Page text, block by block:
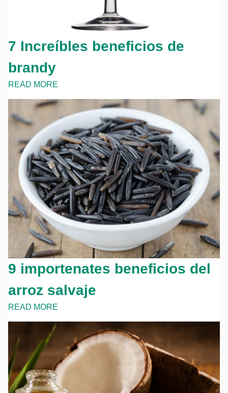
7 Increíbles beneficios de
brandy
READ MORE
9 importenates beneficios del
arroz salvaje
READ MORE